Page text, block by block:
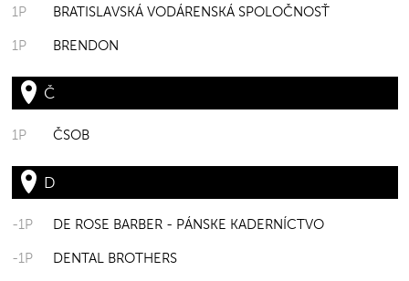
1P BRATISLAVSKÁ VODÁRENSKÁ SPOLOČNOSŤ
1P BRENDON
Č
1P ČSOB
D
-1P DE ROSE BARBER - PÁNSKE KADERNÍCTVO
-1P DENTAL BROTHERS